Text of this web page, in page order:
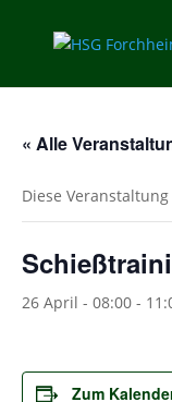
« Alle
Diese
26 April - 08:00 -
Zum